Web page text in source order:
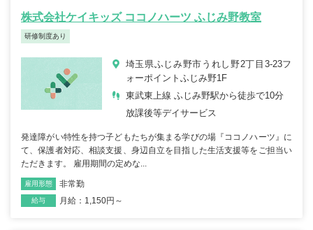
株式会社ケイキッズ ココノハーツ ふじみ野教室
研修制度あり
埼玉県ふじみ野市うれし野2丁目3-23フ
ォーポイントふじみ野1F
東武東上線 ふじみ野駅から徒歩で10分
放課後等デイサービス
発達障がい特性を持つ子どもたちが集まる学びの場『ココノハーツ』に
て、保護者対応、相談支援、身辺自立を目指した生活支援等をご担当い
ただきます。 雇用期間の定めな...
職種
雇用形態 非常勤
給与 月給：1,150円～